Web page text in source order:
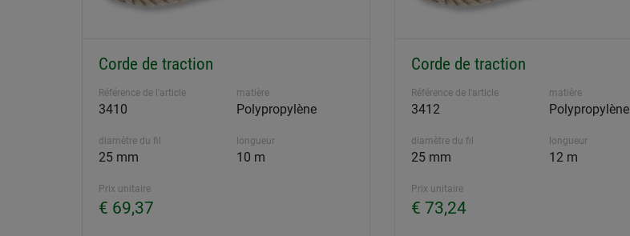
Corde de traction
Référence de l'article
3410
matière
Polypropylène
diamètre du fil
25 mm
longueur
10 m
Prix unitaire
€ 69,37
Corde de traction
Référence de l'article
3412
matière
Polypropylène
diamètre du fil
25 mm
longueur
12 m
Prix unitaire
€ 73,24